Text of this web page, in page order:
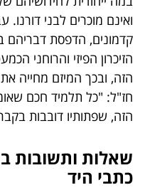
ואינם מוכרים לבני
קדמונים, הדפסת דבריהם
הזיכרון הפיזי והרוחני
הזה, ובכך המיזם מחייה
חז"ל: "כל תלמיד חכם
הזה, שפתותיו דובבות
שאלות ותשובות
כתבי היד